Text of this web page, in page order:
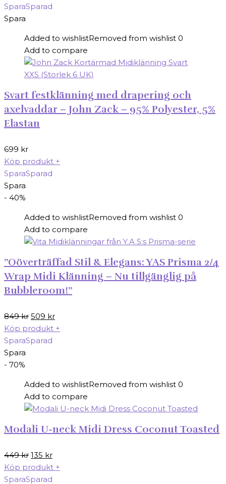
priset
SparaSparad
Spara
Added to wishlistRemoved from wishlist 0
Add to compare
Svart festklänning med drapering och
axelvaddar – John Zack – 95% Polyester, 5%
Elastan
699 kr
Köp produkt +
SparaSparad
Spara
- 40%
Added to wishlistRemoved from wishlist 0
Add to compare
”Oöverträffad Stil & Elegans: YAS Prisma 2/4
Wrap Midi Klänning – Nu tillgänglig på
Bubbleroom!”
849kr Det
ursprungliga
priset
509 krDet
nuvarande
Köp produkt +
SparaSparad
Spara
- 70%
Added to wishlistRemoved from wishlist 0
Add to compare
Modali U-neck Midi Dress Coconut Toasted
449kr Det
ursprungliga
priset
135 krDet
nuvarande
Köp produkt +
SparaSparad